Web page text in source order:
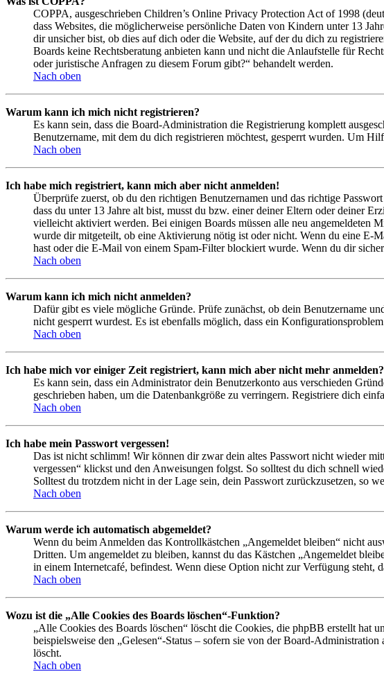
COPPA, ausgeschrieben Children’s Online Privacy Protection Act of 1998
dass Websites, die möglicherweise persönliche Daten von Kindern unter 13
dir unsicher bist, ob dies auf dich oder die Website, auf der du dich zu
Boards keine Rechtsberatung anbieten kann und nicht die Anlaufstelle für
oder juristische Anfragen zu diesem Forum gibt?“ behandelt werden.
Nach oben
Warum kann ich mich nicht registrieren?
Es kann sein, dass die Board-Administration die Registrierung komplett
Benutzername, mit dem du dich registrieren möchtest, gesperrt wurden. Um
Nach oben
Ich habe mich registriert, kann mich aber nicht anmelden!
Überprüfe zuerst, ob du den richtigen Benutzernamen und das richtige
dass du unter 13 Jahre alt bist, musst du bzw. einer deiner Eltern oder deiner
vielleicht aktiviert werden. Bei einigen Boards müssen alle neu angemeldeten
wurde dir mitgeteilt, ob eine Aktivierung nötig ist oder nicht. Wenn du eine E-
hast oder die E-Mail von einem Spam-Filter blockiert wurde. Wenn du dir
Nach oben
Warum kann ich mich nicht anmelden?
Dafür gibt es viele mögliche Gründe. Prüfe zunächst, ob dein Benutzername
nicht gesperrt wurdest. Es ist ebenfalls möglich, dass ein
Nach oben
Ich habe mich vor einiger Zeit registriert, kann mich aber nicht mehr
Es kann sein, dass ein Administrator dein Benutzerkonto aus verschieden
geschrieben haben, um die Datenbankgröße zu verringern. Registriere dich
Nach oben
Ich habe mein Passwort vergessen!
Das ist nicht schlimm! Wir können dir zwar dein altes Passwort nicht wieder
vergessen“ klickst und den Anweisungen folgst. So solltest du dich schnell
Solltest du trotzdem nicht in der Lage sein, dein Passwort zurückzusetzen, so
Nach oben
Warum werde ich automatisch abgemeldet?
Wenn du beim Anmelden das Kontrollkästchen „Angemeldet bleiben“ nicht
Dritten. Um angemeldet zu bleiben, kannst du das Kästchen „Angemeldet
in einem Internetcafé, befindest. Wenn diese Option nicht zur Verfügung
Nach oben
Wozu ist die „Alle Cookies des Boards löschen“-Funktion?
„Alle Cookies des Boards löschen“ löscht die Cookies, die phpBB erstellt hat
beispielsweise den „Gelesen“-Status – sofern sie von der Board-
löscht.
Nach oben